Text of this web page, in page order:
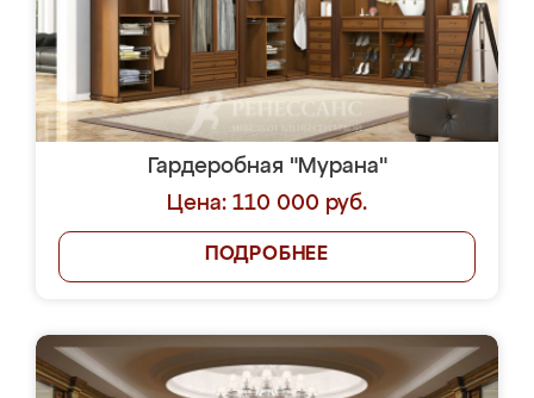
Гардеробная "Мурана"
Цена: 110 000 руб.
ПОДРОБНЕЕ